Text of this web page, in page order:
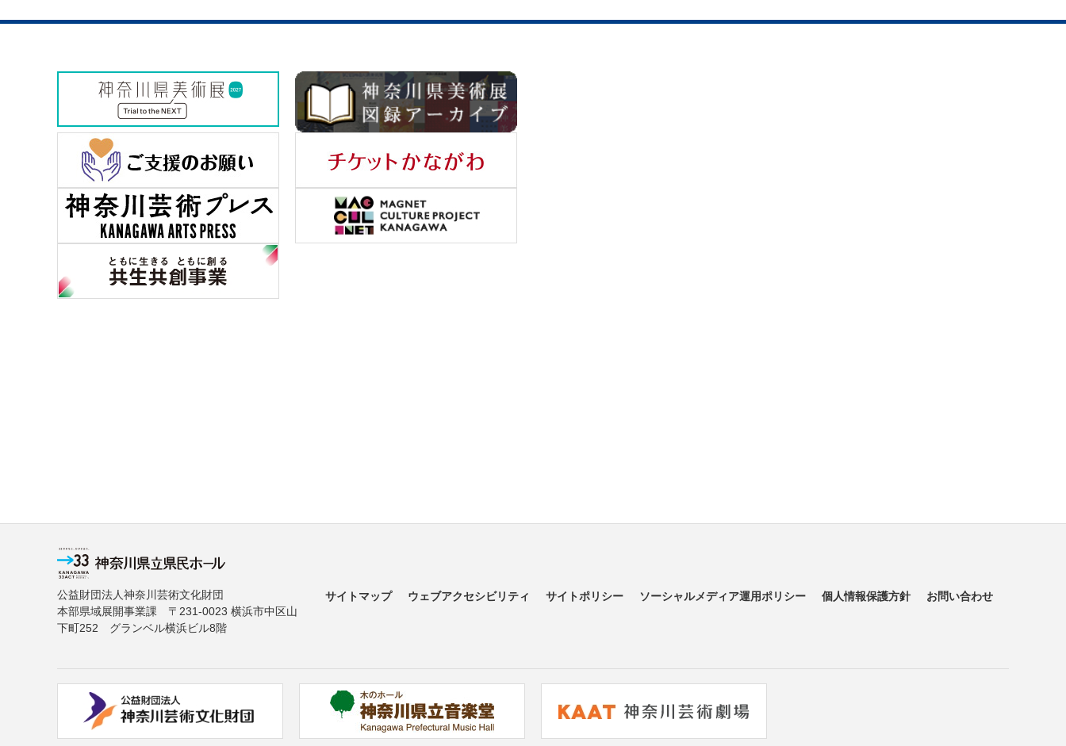
公益財団法人神奈川芸術文化財団
本部県域展開事業課 〒231-0023 横浜市中区山
下町252 グランベル横浜ビル8階
サイトマップ ウェブアクセシビリティ サイトポリシー ソーシャルメディア運用ポリシー 個人情報保護方針 お問い合わせ